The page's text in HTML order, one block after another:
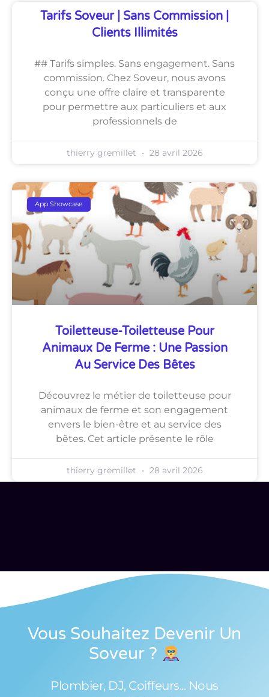
Tarifs Soveur | Sans Commission |
Clients Illimités
## Tarifs simples. Sans engagement. Sans
commission. Chez Soveur, nous avons
conçu une offre claire et transparente
pour permettre aux particuliers et aux
professionnels de
thierry gremillet 28 avril 2026
App Showcase
Toiletteuse-Toiletteuse Pour
Animaux De Ferme : Une Passion
Au Service Des Bêtes
Découvrez le métier de toiletteuse pour
animaux de ferme et son engagement
envers le bien-être et au service des
bêtes. Cet article présente le rôle
thierry gremillet 28 avril 2026
Vous Souhaitez Devenir Un
Soveur ?
Plombier, DJ, Coiffeurs... Nous